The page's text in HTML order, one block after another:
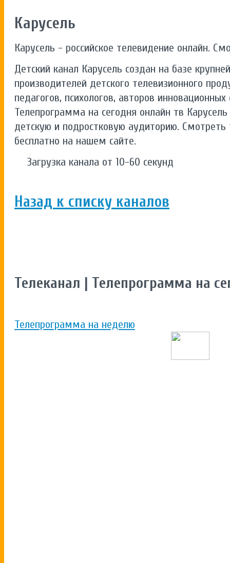
Карусель
Карусель - российское телевидение онлайн.
Детский канал Карусель создан на базе
производителей детского телевизионного
педагогов, психологов, авторов
Телепрограмма на сегодня онлайн тв
детскую и подростковую аудиторию.
бесплатно на нашем сайте.
Загрузка канала от 10-60 секунд
Назад к списку каналов
Телеканал | Телепрограмма на
Телепрограмма на неделю